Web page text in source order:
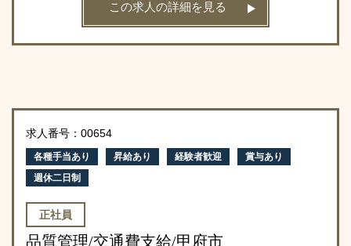
この求人の詳細を見る
求人番号：00654
各種手当あり 昇給あり 経験者歓迎
賞与あり
週休二日制
正社員
品質管理/交通費支給/甲府市